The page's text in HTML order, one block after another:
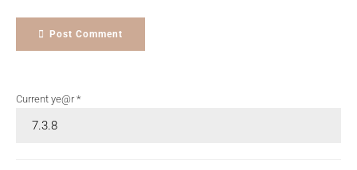
Post Comment
Current ye@r*